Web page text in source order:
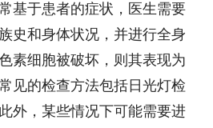
基于患者的症状，医生需要
史和身体状况，并进行全身
素细胞被破坏，则其表现为
见的检查方法包括日光灯检
外，某些情况下可能需要进